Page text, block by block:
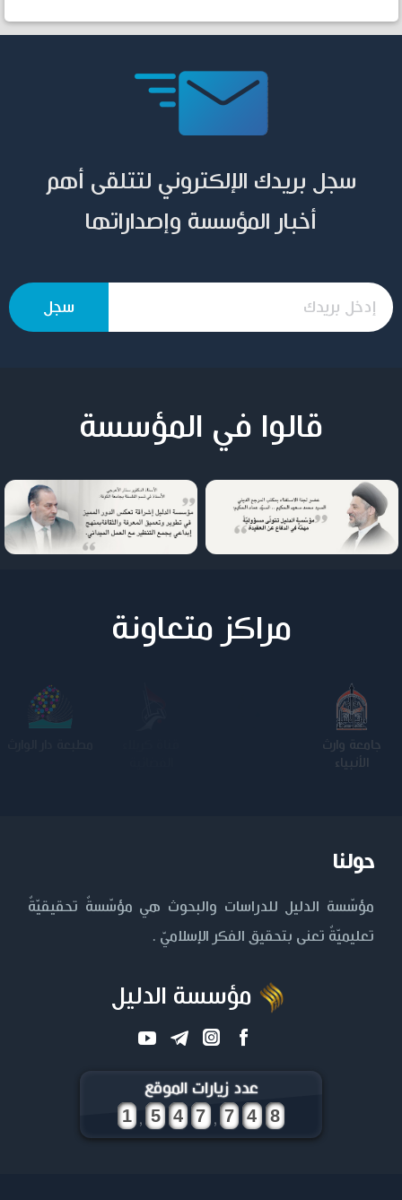
سجل بريدك الإلكتروني لتتلقى أهم
أخبار المؤسسة وإصداراتها
قالوا في المؤسسة
مراكز متعاونة
جامعة وارث
الأنبياء
حولنا
مؤسّسة الدليل للدراسات والبحوث هي مؤسّسةٌ تحقيقيّةٌ
تعليميّةٌ تعنى بتحقيق الفكر الإسلاميّ .
مؤسسة الدليل
عدد زيارات الموقع
, ,